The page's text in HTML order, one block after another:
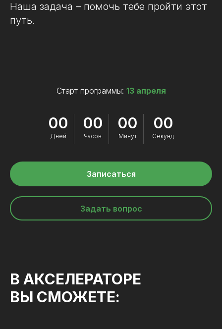
Наша задача – помочь тебе пройти этот
путь.
Старт программы: 13 апреля
00
Дней
00
Часов
00
Минут
00
Секунд
Записаться
Задать вопрос
В АКСЕЛЕРАТОРЕ
ВЫ СМОЖЕТЕ: